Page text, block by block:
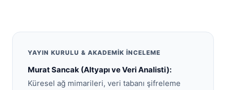
YAYIN KURULU & AKADEMIK İNCELEME
Murat Sancak (Altyapı ve Veri Analisti):
Küresel ağ mimarileri, veri tabanı şifreleme